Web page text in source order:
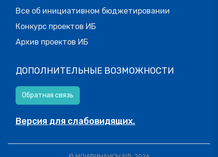
Все об инициативном бюджетировании
Конкурс проектов ИБ
Архив проектов ИБ
ДОПОЛНИТЕЛЬНЫЕ ВОЗМОЖНОСТИ
Обратная связь
Версия для слабовидящих.